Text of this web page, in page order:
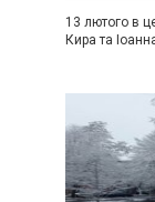
13 лютого в
Кира та